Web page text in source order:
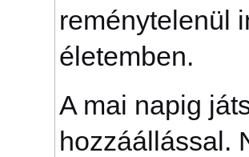
reménytelenül
életemben.
A mai napig
hozzáállással.